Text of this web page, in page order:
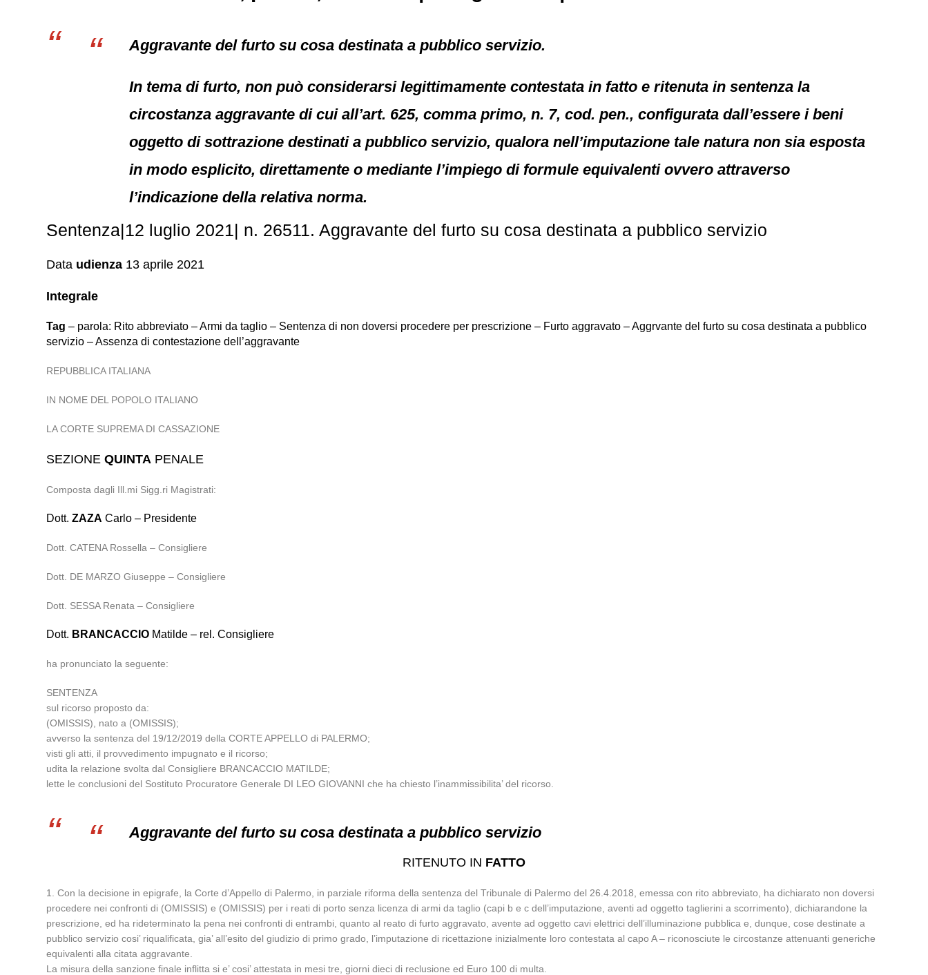
Aggravante del furto su cosa destinata a pubblico servizio.
In tema di furto, non può considerarsi legittimamente contestata in fatto e ritenuta in sentenza la
circostanza aggravante di cui all’art. 625, comma primo, n. 7, cod. pen., configurata dall’essere i beni
oggetto di sottrazione destinati a pubblico servizio, qualora nell’imputazione tale natura non sia esposta
in modo esplicito, direttamente o mediante l’impiego di formule equivalenti ovvero attraverso
l’indicazione della relativa norma.
Sentenza|12 luglio 2021| n. 26511. Aggravante del furto su cosa destinata a pubblico servizio
Data udienza 13 aprile 2021
Integrale
Tag – parola: Rito abbreviato – Armi da taglio – Sentenza di non doversi procedere per prescrizione – Furto aggravato – Aggrvante del furto su cosa destinata a pubblico
servizio – Assenza di contestazione dell’aggravante
REPUBBLICA ITALIANA
IN NOME DEL POPOLO ITALIANO
LA CORTE SUPREMA DI CASSAZIONE
SEZIONEQUINTA PENALE
Composta dagli Ill.mi Sigg.ri Magistrati:
Dott.ZAZA Carlo – Presidente
Dott. CATENA Rossella – Consigliere
Dott. DE MARZO Giuseppe – Consigliere
Dott. SESSA Renata – Consigliere
Dott. BRANCACCIO Matilde – rel. Consigliere
ha pronunciato la seguente:
SENTENZA
sul ricorso proposto da:
(OMISSIS), nato a (OMISSIS);
avverso la sentenza del 19/12/2019 della CORTE APPELLO di PALERMO;
visti gli atti, il provvedimento impugnato e il ricorso;
udita la relazione svolta dal Consigliere BRANCACCIO MATILDE;
lette le conclusioni del Sostituto Procuratore Generale DI LEO GIOVANNI che ha chiesto l’inammissibilita’ del ricorso.
Aggravante del furto su cosa destinata a pubblico servizio
RITENUTO IN FATTO
1. Con la decisione in epigrafe, la Corte d’Appello di Palermo, in parziale riforma della sentenza del Tribunale di Palermo del 26.4.2018, emessa con rito abbreviato, ha dichiarato non doversi
procedere nei confronti di (OMISSIS) e (OMISSIS) per i reati di porto senza licenza di armi da taglio (capi b e c dell’imputazione, aventi ad oggetto taglierini a scorrimento), dichiarandone la
prescrizione, ed ha rideterminato la pena nei confronti di entrambi, quanto al reato di furto aggravato, avente ad oggetto cavi elettrici dell’illuminazione pubblica e, dunque, cose destinate a
pubblico servizio cosi’ riqualificata, gia’ all’esito del giudizio di primo grado, l’imputazione di ricettazione inizialmente loro contestata al capo A – riconosciute le circostanze attenuanti generiche
equivalenti alla citata aggravante.
La misura della sanzione finale inflitta si e’ cosi’ attestata in mesi tre, giorni dieci di reclusione ed Euro 100 di multa.